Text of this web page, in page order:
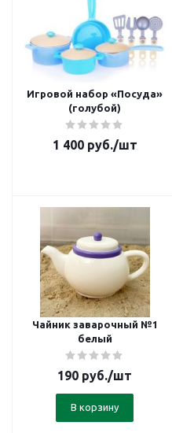
Игровой набор «Посуда»
(голубой)
1 400руб./шт
Чайник заварочный №1
белый
190 руб./шт
В корзину